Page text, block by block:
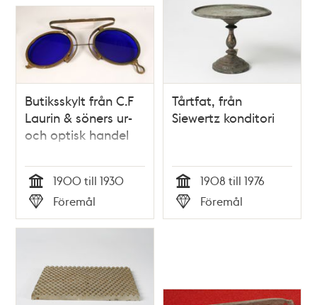
Butiksskylt från C.F
Laurin & söners ur-
och optisk handel
Tid
1900 till 1930
Typ
Föremål
Tårtfat, från
Siewertz konditori
Tid
1908 till 1976
Typ
Föremål